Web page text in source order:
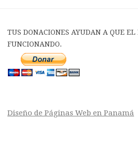
TUS DONACIONES AYUDAN A QUE EL
FUNCIONANDO.
Diseño de Páginas Web en Panamá